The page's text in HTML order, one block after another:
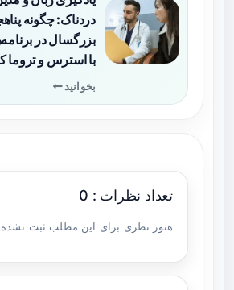
دردناک: چگونه
بزرگسال در
با استرس و تروما
بخوانید
تعداد نظرات : 0
هنوز نظری برای این مطلب ثبت